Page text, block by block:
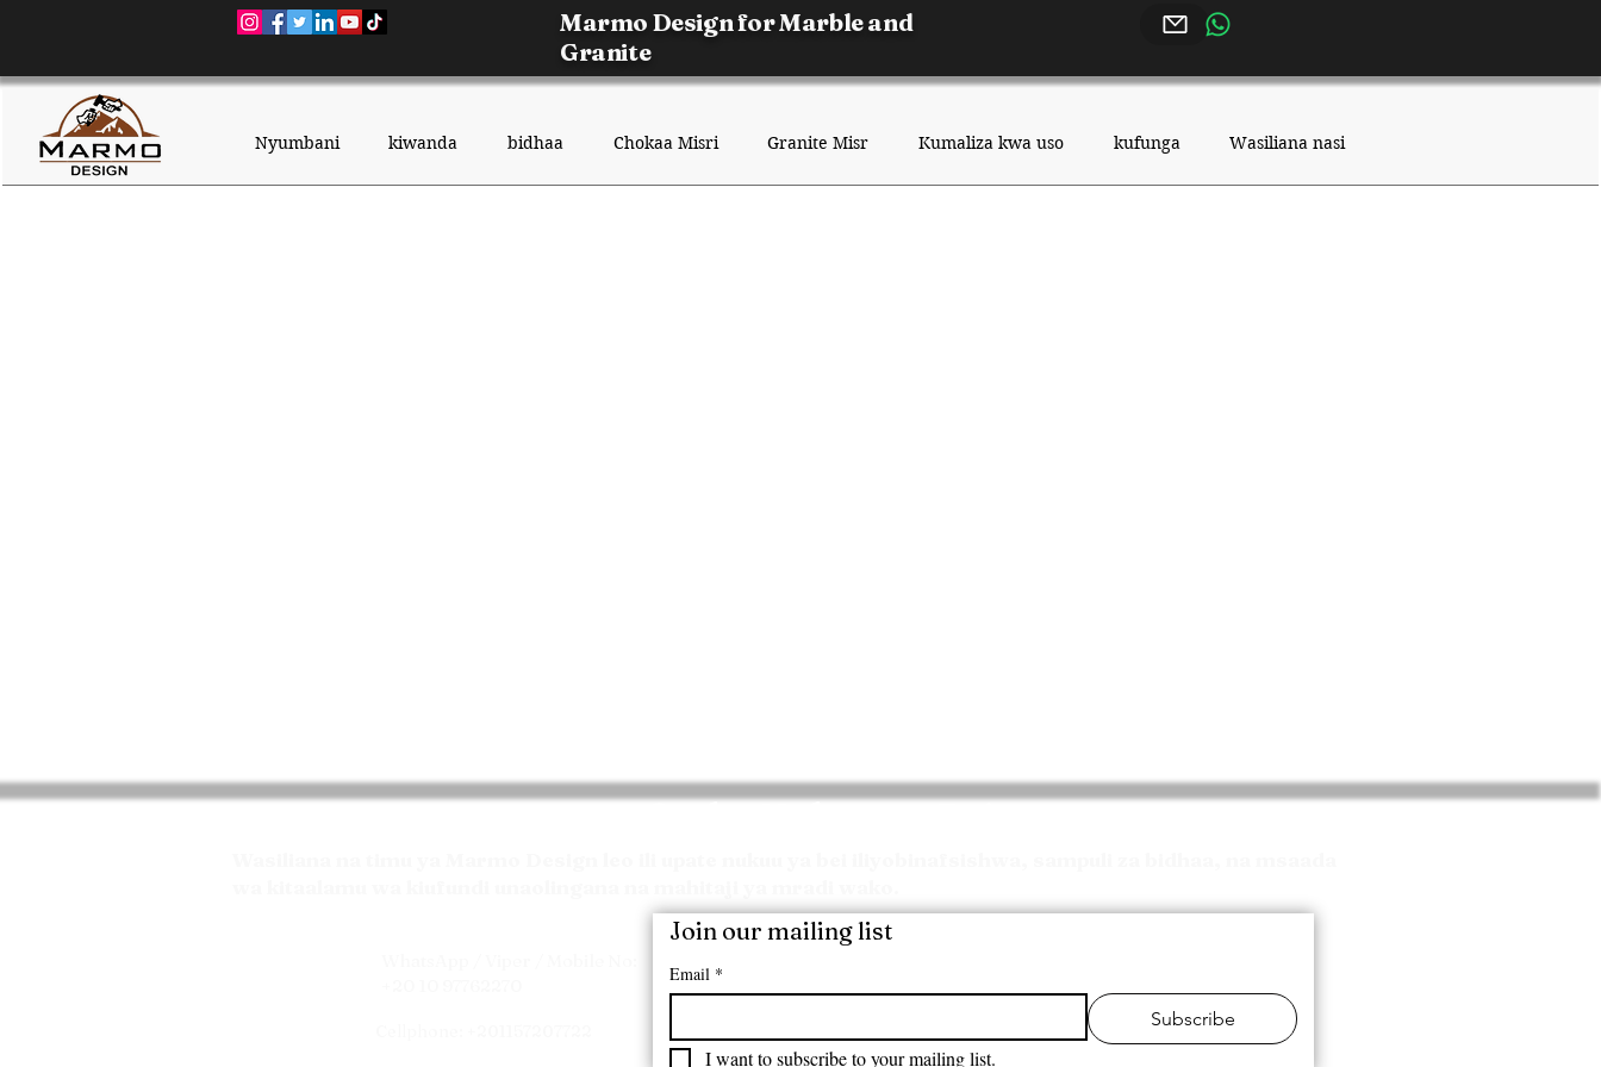
Marmo Design for Marble and
Granite
Nyumbani kiwanda bidhaa Chokaa Misri Granite Misr Kumaliza kwa uso kufunga Wasiliana nasi
Join our mailing list
Email *
Subscribe
I want to subscribe to your mailing list.